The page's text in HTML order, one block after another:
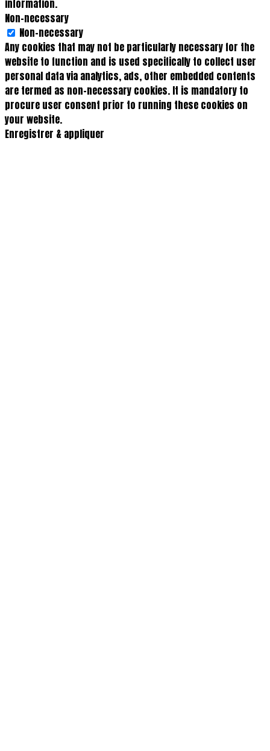
information.
Non-necessary
Non-necessary
Any cookies that may not be particularly necessary for the
website to function and is used specifically to collect user
personal data via analytics, ads, other embedded contents
are termed as non-necessary cookies. It is mandatory to
procure user consent prior to running these cookies on
your website.
Enregistrer & appliquer